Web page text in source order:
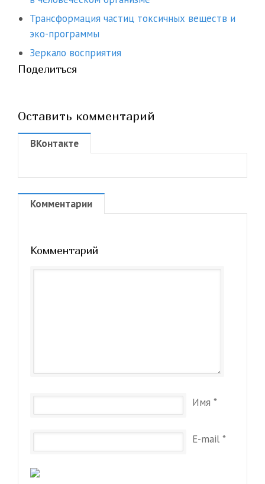
Трансформация частиц токсичных веществ и
эко-программы
Зеркало восприятия
Поделиться
Оставить комментарий
ВКонтакте
Комментарии
Комментарий
Имя *
E-mail *